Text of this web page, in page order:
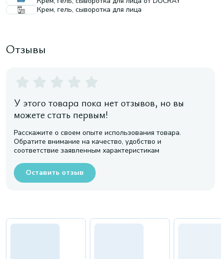
Крем, гель, сыворотка для лица
Отзывы
У этого товара пока нет отзывов, но вы
можете стать первым!
Расскажите о своем опыте использования товара.
Обратите внимание на качество, удобство и
соответствие заявленным характеристикам
Оставить отзыв